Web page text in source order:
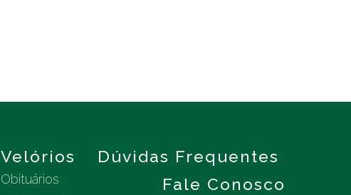
Velórios
Obituários
Dúvidas Frequentes
Fale Conosco